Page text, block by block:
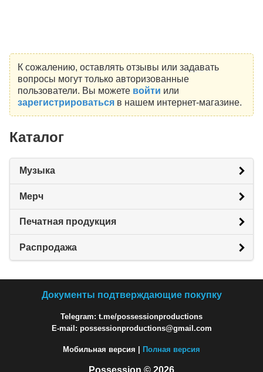
К сожалению, оставлять отзывы или задавать
вопросы могут только авторизованные
пользователи. Вы можете войти или
зарегистрироватьсяв нашем интернет-магазине.
Каталог
Музыка
Мерч
Печатная продукция
Распродажа
Документы подтверждающие покупку
Telegram: t.me/possessionproductions
E-mail: possessionproductions@gmail.com
Мобильная версия | Полная версия
Possession © 2026